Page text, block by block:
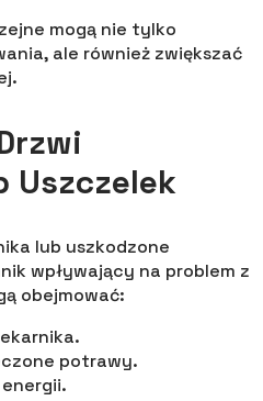
mogą nie tylko
ale również zwiększać
Uszczelek
lub uszkodzone
wpływający na problem z
obejmować:
potrawy.